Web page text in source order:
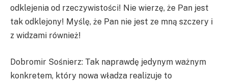
odklejenia od rzeczywistości! Nie wierzę, że Pan jest
tak odklejony! Myślę, że Pan nie jest ze mną szczery i
z widzami również!
Dobromir Sośnierz: Tak naprawdę jedynym ważnym
konkretem, który nowa władza realizuje to